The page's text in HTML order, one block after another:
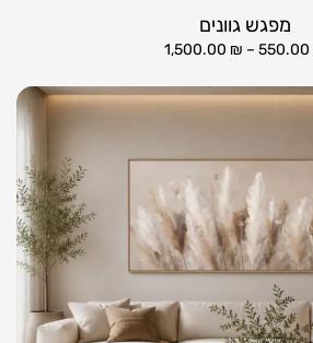
מפגש גוונים
550.00
–
1,500.00 ₪